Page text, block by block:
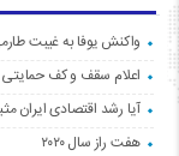
واکنش یوفا به غیبت
اعلام سقف و کف
آیا رشد اقتصادی ایران
هفت راز سال ۲۰۲۰